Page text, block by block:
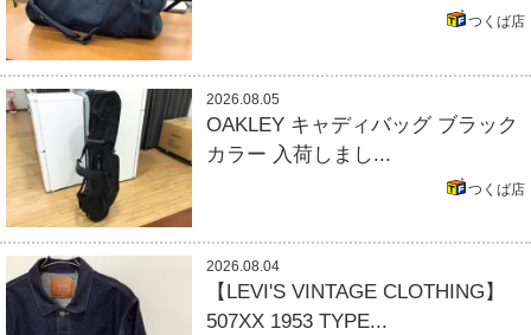
つくば店
2026.08.05
OAKLEY キャディバッグ ブラック
カラー 入荷しまし...
つくば店
2026.08.04
【LEVI'S VINTAGE CLOTHING】
507XX 1953 TYPE...